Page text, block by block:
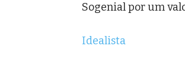
Sogenial por um
Idealista